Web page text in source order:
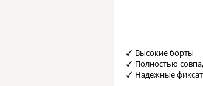
Высокие борты
Полностью
Надежные